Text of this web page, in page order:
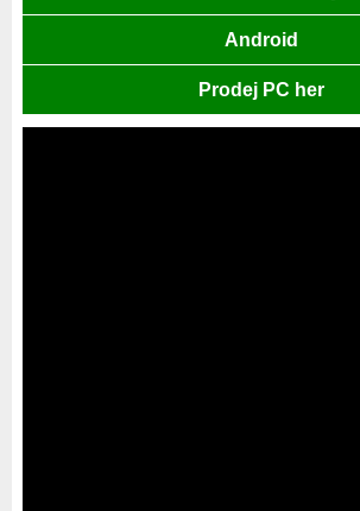
Android
Prodej PC her